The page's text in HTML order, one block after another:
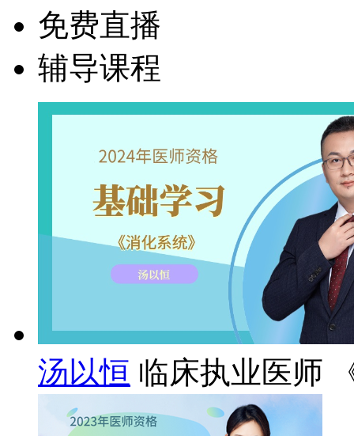
免费直播
辅导课程
汤以恒 临床执业医师